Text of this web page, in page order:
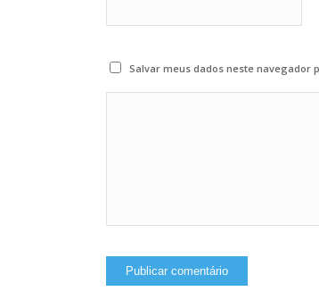
Salvar meus dados neste navegador